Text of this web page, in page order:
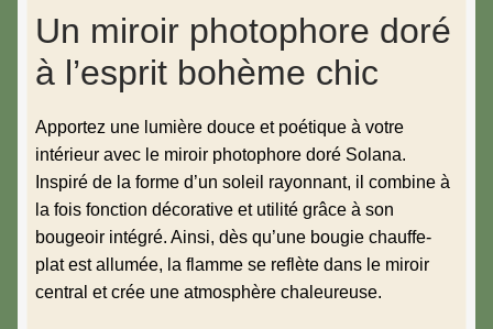
Un miroir photophore doré
à l’esprit bohème chic
Apportez une lumière douce et poétique à votre
intérieur avec le miroir photophore doré Solana.
Inspiré de la forme d’un soleil rayonnant, il combine à
la fois fonction décorative et utilité grâce à son
bougeoir intégré. Ainsi, dès qu’une bougie chauffe-
plat est allumée, la flamme se reflète dans le miroir
central et crée une atmosphère chaleureuse.